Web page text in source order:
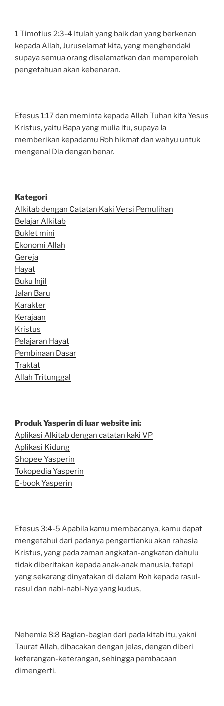
1 Timotius 2:3-4 Itulah yang baik dan yang berkenan
kepada Allah, Juruselamat kita, yang menghendaki
supaya semua orang diselamatkan dan memperoleh
pengetahuan akan kebenaran.
Efesus 1:17 dan meminta kepada Allah Tuhan kita Yesus
Kristus, yaitu Bapa yang mulia itu, supaya Ia
memberikan kepadamu Roh hikmat dan wahyu untuk
mengenal Dia dengan benar.
Kategori
Alkitab dengan Catatan Kaki Versi Pemulihan
Belajar Alkitab
Buklet mini
Ekonomi Allah
Gereja
Hayat
Buku Injil
Jalan Baru
Karakter
Kerajaan
Kristus
Pelajaran Hayat
Pembinaan Dasar
Traktat
Allah Tritunggal
Produk Yasperin di luar website ini:
Aplikasi Alkitab dengan catatan kaki VP
Aplikasi Kidung
Shopee Yasperin
Tokopedia Yasperin
E-book Yasperin
Efesus 3:4-5 Apabila kamu membacanya, kamu dapat
mengetahui dari padanya pengertianku akan rahasia
Kristus, yang pada zaman angkatan-angkatan dahulu
tidak diberitakan kepada anak-anak manusia, tetapi
yang sekarang dinyatakan di dalam Roh kepada rasul-
rasul dan nabi-nabi-Nya yang kudus,
Nehemia 8:8 Bagian-bagian dari pada kitab itu, yakni
Taurat Allah, dibacakan dengan jelas, dengan diberi
keterangan-keterangan, sehingga pembacaan
dimengerti.